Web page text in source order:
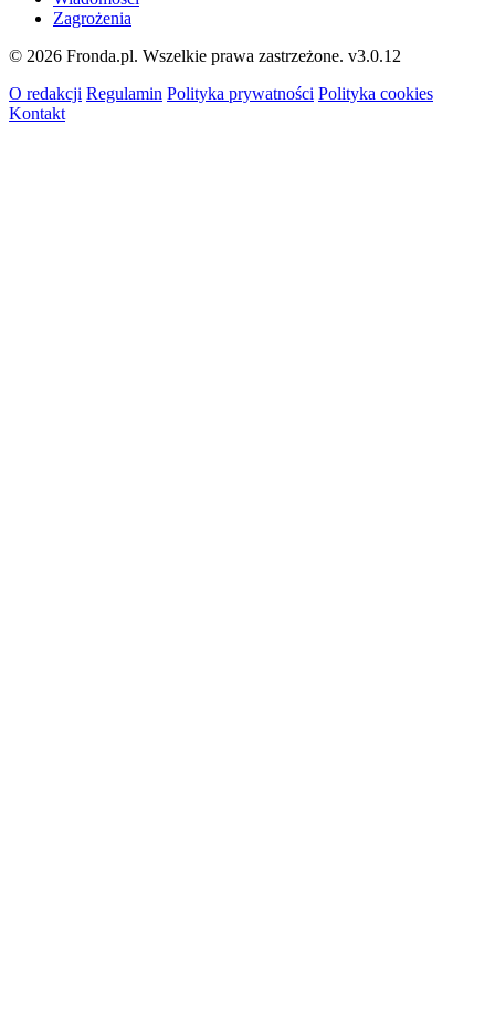
Zagrożenia
© 2026 Fronda.pl. Wszelkie prawa zastrzeżone. v3.0.12
O redakcji Regulamin Polityka prywatności Polityka cookies
Kontakt